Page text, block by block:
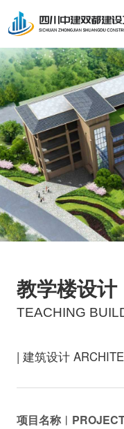
教学楼设计
TEACHING
| 建筑设计
项目名称